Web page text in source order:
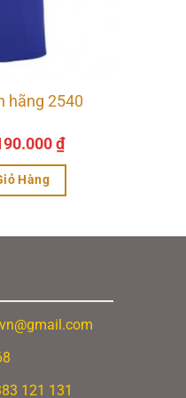
hãng 2540
₫.
₫Giá
hiện
là:
Hàng
121 131